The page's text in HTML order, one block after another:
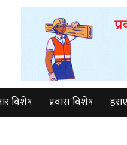
विशेष प्रवास विशेष